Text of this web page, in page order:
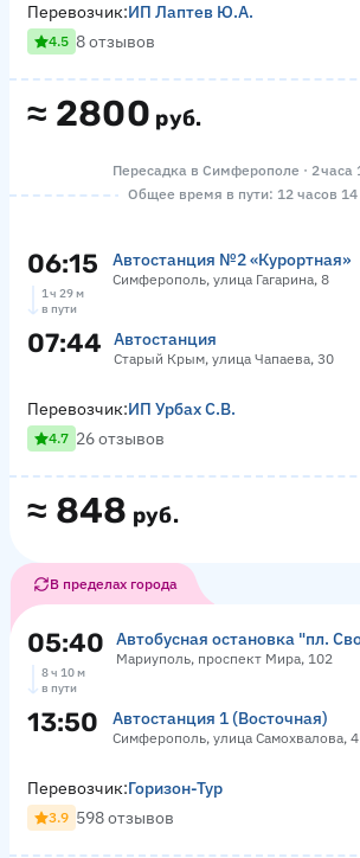
≈ 2800 руб.
Перевозчик:ИП Лаптев Ю.А.
4.5 8 отзывов
Пересадка в Симферополе · 2 часа
Общее время в пути: 12 часов
06:15 Автостанция №2 «Курортная»
Симферополь, улица Гагарина, 8
1 ч 29 м
в пути
07:44 Автостанция
Старый Крым, улица Чапаева, 30
≈ 848 руб.
Перевозчик:ИП Урбах С.В.
4.7 26 отзывов
В пределах города
05:40 Автобусная остановка "пл.
Мариуполь, проспект Мира, 102
8 ч 10 м
в пути
13:50 Автостанция 1 (Восточная)
Симферополь, улица Самохвалова, 4
Перевозчик:Горизон-Тур
3.9 598 отзывов